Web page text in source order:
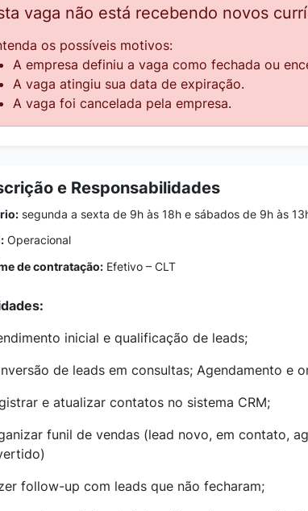
vaga não está recebendo novos
os possíveis motivos:
A empresa definiu a vaga como fechada ou
A vaga atingiu sua data de expiração.
A vaga foi cancelada pela empresa.
e Responsabilidades
segunda a sexta de 9h às 18h e sábados de 9h às
Operacional
de contratação: Efetivo – CLT
inicial e qualificação de leads;
de leads em consultas; Agendamento e
e atualizar contatos no sistema CRM;
funil de vendas (lead novo, em contato,
follow-up com leads que não fecharam;